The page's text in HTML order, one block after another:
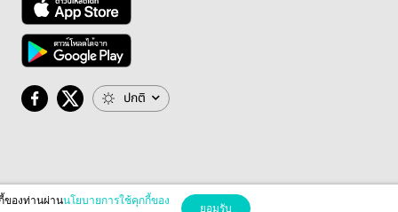
ปกติ
ของท่านผ่านนโยบายการใช้คุกกี้ของ
ยอมรับ